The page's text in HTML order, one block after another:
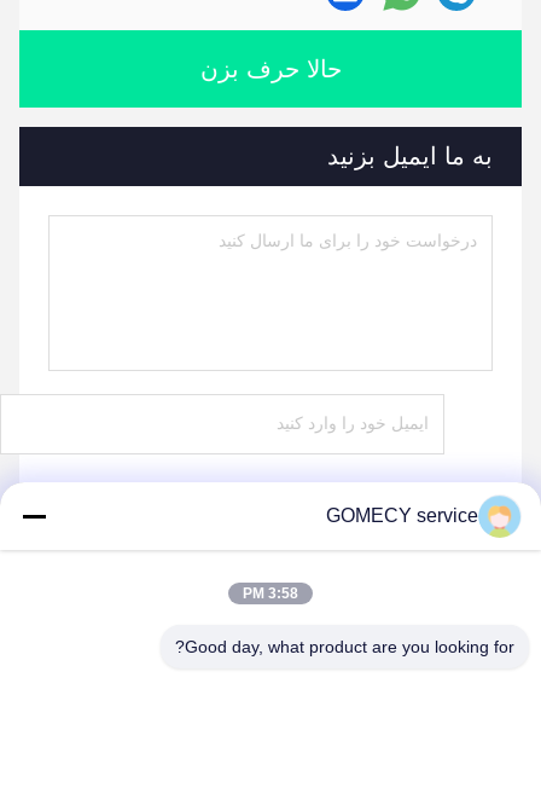
حالا حرف بزن
به ما ایمیل بزنید
GOMECY service
3:58 PM
Good day, what product are you looking for?